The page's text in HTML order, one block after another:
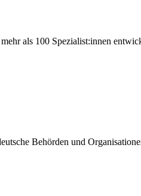
als 100 Spezialist:innen
Behörden und